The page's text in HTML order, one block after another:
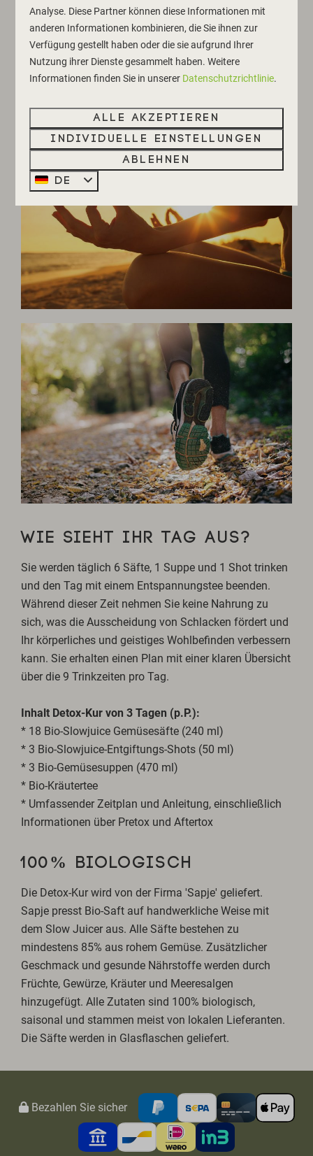
* Geistige Belastbarkeit, Konzentration und
Gedächtnisfunktion u.a. durch die Vitamine B6,
Magnesium und Folsäure
* Aufrechterhaltung eines guten Blutdrucks durch
Kalium
WIE SIEHT IHR TAG AUS?
Sie werden täglich 6 Säfte, 1 Suppe und 1 Shot trinken
und den Tag mit einem Entspannungstee beenden.
Während dieser Zeit nehmen Sie keine Nahrung zu
sich, was die Ausscheidung von Schlacken fördert und
Ihr körperliches und geistiges Wohlbefinden verbessern
kann. Sie erhalten einen Plan mit einer klaren Übersicht
über die 9 Trinkzeiten pro Tag.
Inhalt Detox-Kur von 3 Tagen (p.P.):
* 18 Bio-Slowjuice Gemüsesäfte (240 ml)
* 3 Bio-Slowjuice-Entgiftungs-Shots (50 ml)
* 3 Bio-Gemüsesuppen (470 ml)
* Bio-Kräutertee
* Umfassender Zeitplan und Anleitung, einschließlich
Informationen über Pretox und Aftertox
100% BIOLOGISCH
Die Detox-Kur wird von der Firma 'Sapje' geliefert.
Sapje presst Bio-Saft auf handwerkliche Weise mit
dem Slow Juicer aus. Alle Säfte bestehen zu
mindestens 85% aus rohem Gemüse. Zusätzlicher
Geschmack und gesunde Nährstoffe werden durch
Früchte, Gewürze, Kräuter und Meeresalgen
hinzugefügt. Alle Zutaten sind 100% biologisch,
saisonal und stammen meist von lokalen Lieferanten.
Die Säfte werden in Glasflaschen geliefert.
Bezahlen Sie sicher
Analyse. Diese Partner können diese Informationen mit
anderen Informationen kombinieren, die Sie ihnen zur
Verfügung gestellt haben oder die sie aufgrund Ihrer
Nutzung ihrer Dienste gesammelt haben. Weitere
Informationen finden Sie in unserer Datenschutzrichtlinie.
Alle akzeptieren
Individuelle Einstellungen
Ablehnen
DE